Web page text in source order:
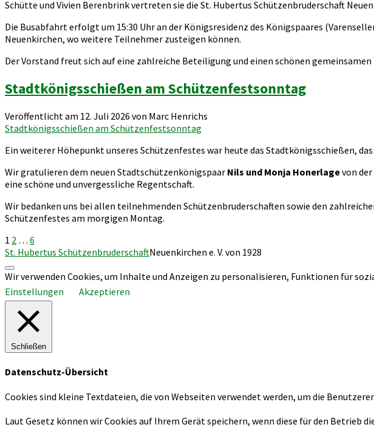
Schütte und Vivien Berenbrink vertreten sie die St. Hubertus Schützenbruderschaft
Die Busabfahrt erfolgt um 15:30 Uhr an der Königsresidenz des Königspaares
Neuenkirchen, wo weitere Teilnehmer zusteigen können.
Der Vorstand freut sich auf eine zahlreiche Beteiligung und einen schönen
Stadtkönigsschießen am Schützenfestsonntag
Veröffentlicht am 12. Juli 2026 von Marc Henrichs
Stadtkönigsschießen am Schützenfestsonntag
Ein weiterer Höhepunkt unseres Schützenfestes war heute das Stadtkönigsschießen,
Wir gratulieren dem neuen Stadtschützenkönigspaar Nils und Monja Honerlagevon der
eine schöne und unvergessliche Regentschaft.
Wir bedanken uns bei allen teilnehmenden Schützenbruderschaften sowie den
Schützenfestes am morgigen Montag.
Seitennummerierung
der
Beiträge
1 2 … 6
St. Hubertus SchützenbruderschaftNeuenkirchen e. V. von 1928
Nach
oben
scrollen
Wir verwenden Cookies, um Inhalte und Anzeigen zu personalisieren, Funktionen für
Einstellungen
Akzeptieren
Schließen
Datenschutz-Übersicht
Cookies sind kleine Textdateien, die von Webseiten verwendet werden, um die
Laut Gesetz können wir Cookies auf Ihrem Gerät speichern, wenn diese für den Betrieb